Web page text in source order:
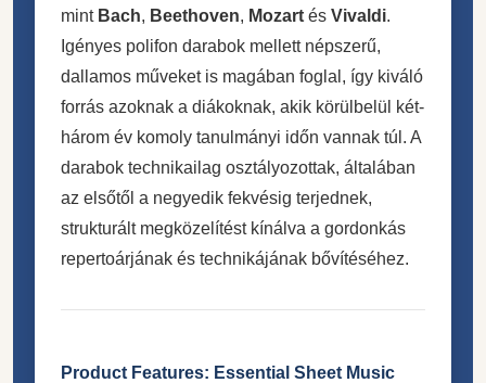
mint Bach, Beethoven, Mozart és Vivaldi.
Igényes polifon darabok mellett népszerű,
dallamos műveket is magában foglal, így kiváló
forrás azoknak a diákoknak, akik körülbelül két-
három év komoly tanulmányi időn vannak túl. A
darabok technikailag osztályozottak, általában
az elsőtől a negyedik fekvésig terjednek,
strukturált megközelítést kínálva a gordonkás
repertoárjának és technikájának bővítéséhez.
Product Features: Essential Sheet Music